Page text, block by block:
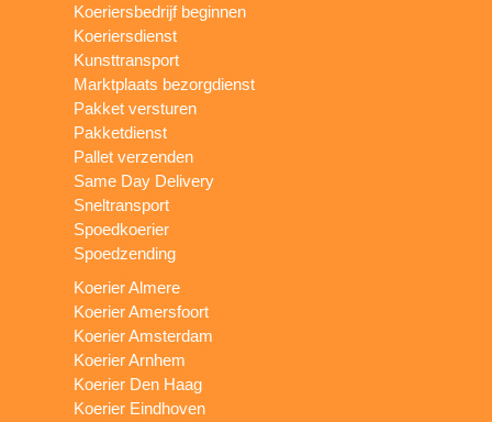
Koeriersbedrijf beginnen
Koeriersdienst
Kunsttransport
Marktplaats bezorgdienst
Pakket versturen
Pakketdienst
Pallet verzenden
Same Day Delivery
Sneltransport
Spoedkoerier
Spoedzending
Koerier Almere
Koerier Amersfoort
Koerier Amsterdam
Koerier Arnhem
Koerier Den Haag
Koerier Eindhoven